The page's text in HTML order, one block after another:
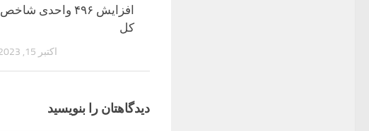
افزایش ۴۹۶ واحدی شاخص
کل
اکتبر 15, 2023
دیدگاهتان را بنویسید